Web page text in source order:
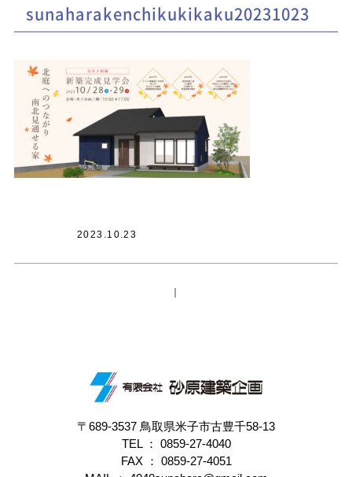
sunaharakenchikukikaku20231023
2023.10.23
〒689-3537 鳥取県米子市古豊千58-13
TEL ： 0859-27-4040
FAX ： 0859-27-4051